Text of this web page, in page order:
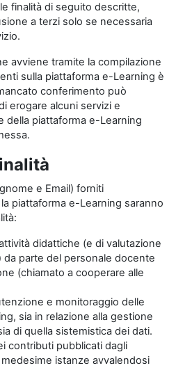
finalità di seguito descritte,
a terzi solo se necessaria
avviene tramite la compilazione
sulla piattaforma e-Learning è
conferimento può
erogare alcuni servizi e
della piattaforma e-Learning
e Email) forniti
piattaforma e-Learning saranno
didattiche (e di valutazione
parte del personale docente
(chiamato a cooperare alle
e monitoraggio delle
sia in relazione alla gestione
di quella sistemistica dei dati.
contributi pubblicati dagli
istanze avvalendosi